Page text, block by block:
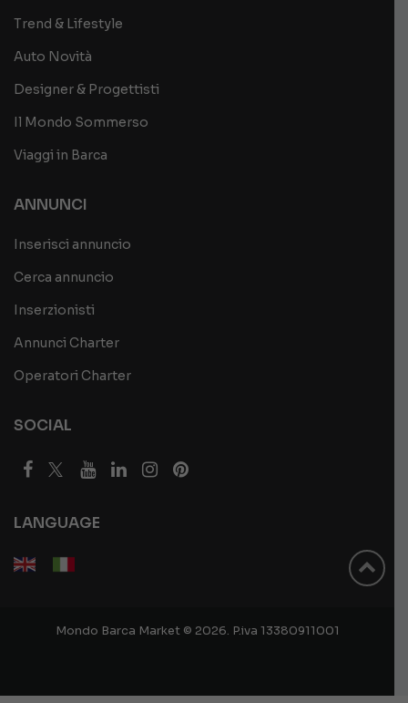
Trend & Lifestyle
Auto Novità
Designer & Progettisti
Il Mondo Sommerso
Viaggi in Barca
ANNUNCI
Inserisci annuncio
Cerca annuncio
Inserzionisti
Annunci Charter
Operatori Charter
SOCIAL
LANGUAGE
Mondo Barca Market © 2026. P.iva 13380911001